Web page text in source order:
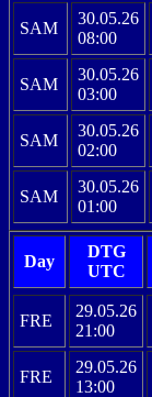
SAM
30.05.26
08:00
SAM
30.05.26
03:00
SAM
30.05.26
02:00
SAM
30.05.26
01:00
Day
DTG
UTC
FRE
29.05.26
21:00
FRE
29.05.26
13:00